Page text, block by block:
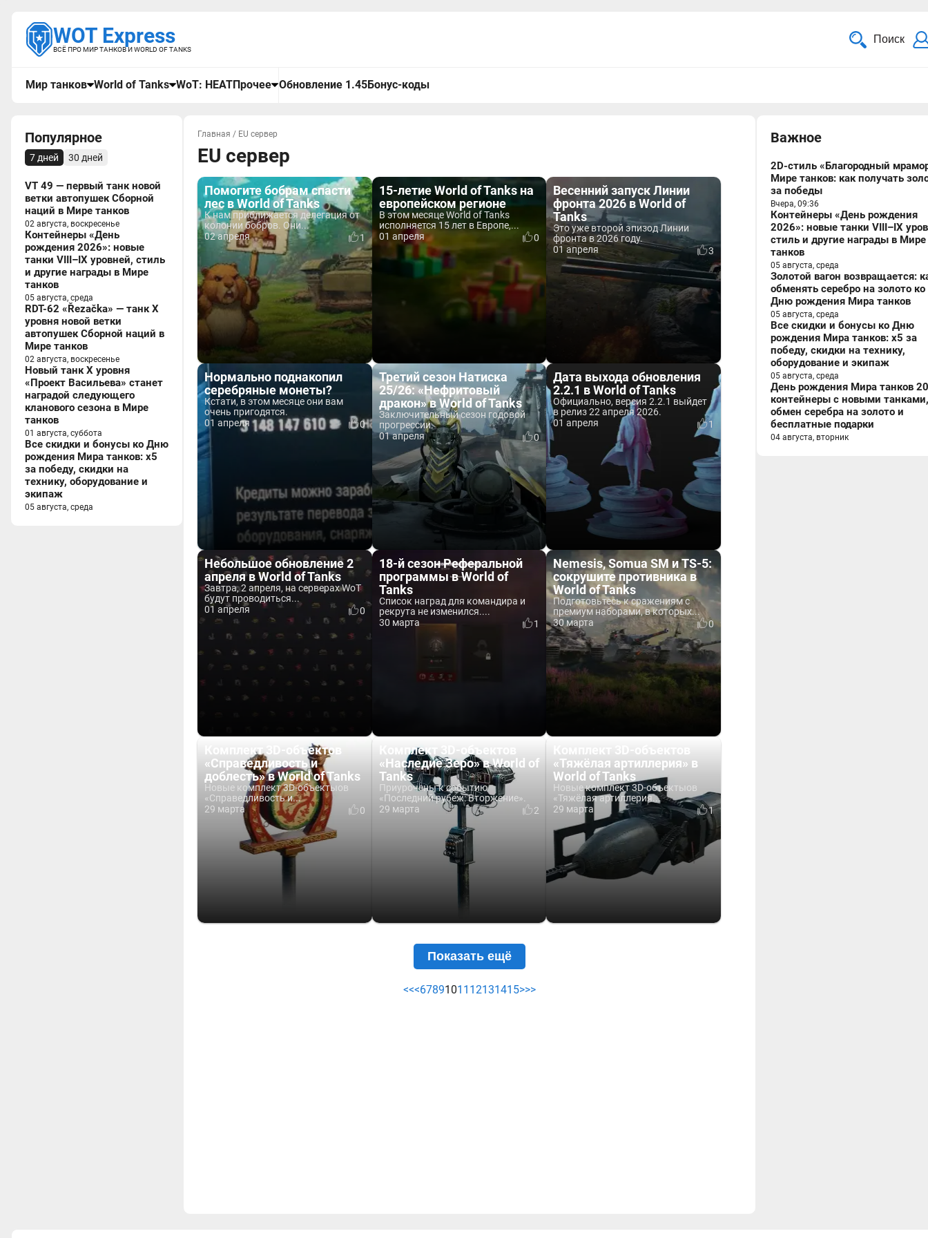
WOT Express
ВСЁ ПРО МИР ТАНКОВ И WORLD OF TANKS
Поиск
Мир танков World of Tanks WoT: HEATПрочее Обновление 1.45Бонус-коды
Популярное
7 дней 30 дней
VT 49 — первый танк новой
ветки автопушек Сборной
наций в Мире танков
02 августа, воскресенье
Контейнеры «День
рождения 2026»: новые
танки VIII–IX уровней, стиль
и другие награды в Мире
танков
05 августа, среда
RDT-62 «Řezačka» — танк X
уровня новой ветки
автопушек Сборной наций в
Мире танков
02 августа, воскресенье
Новый танк X уровня
«Проект Васильева» станет
наградой следующего
кланового сезона в Мире
танков
01 августа, суббота
Все скидки и бонусы ко Дню
рождения Мира танков: x5
за победу, скидки на
технику, оборудование и
экипаж
05 августа, среда
Главная / EU сервер
EU сервер
Помогите бобрам спасти
лес в World of Tanks
К нам приближается делегация от
колонии бобров. Они...
02 апреля
1
15-летие World of Tanks на
европейском регионе
В этом месяце World of Tanks
исполняется 15 лет в Европе,...
01 апреля
0
Весенний запуск Линии
фронта 2026 в World of
Tanks
Это уже второй эпизод Линии
фронта в 2026 году.
01 апреля
3
Нормально поднакопил
серебряные монеты?
Кстати, в этом месяце они вам
очень пригодятся.
01 апреля
0
Третий сезон Натиска
25/26: «Нефритовый
дракон» в World of Tanks
Заключительный сезон годовой
прогрессии.
01 апреля
0
Дата выхода обновления
2.2.1 в World of Tanks
Официально, версия 2.2.1 выйдет
в релиз 22 апреля 2026.
01 апреля
1
Небольшое обновление 2
апреля в World of Tanks
Завтра, 2 апреля, на серверах WoT
будут проводиться...
01 апреля
0
18-й сезон Реферальной
программы в World of
Tanks
Список наград для командира и
рекрута не изменился....
30 марта
1
Nemesis, Somua SM и TS-5:
сокрушите противника в
World of Tanks
Подготовьтесь к сражениям с
премиум наборами, в которых...
30 марта
0
Комплект 3D-объектов
«Справедливость и
доблесть» в World of Tanks
Новые комплект 3D-объектыов
«Справедливость и...
29 марта
0
Комплект 3D-объектов
«Наследие Зеро» в World of
Tanks
Приурочены к событию
«Последний рубеж: Вторжение».
29 марта
2
«Тяжёлая артиллерия» в
World of Tanks
Новые комплект 3D-объектыов
«Тяжёлая артиллерия...
29 марта
1
Показать ещё
<<<67891011 12131415>>>
Важное
2D-стиль «Благородный
Мире танков: как получать
за победы
Вчера, 09:36
Контейнеры «День рождения
2026»: новые танки VIII–IX
стиль и другие награды в Мире
танков
05 августа, среда
Золотой вагон возвращается:
обменять серебро на золото ко
Дню рождения Мира танков
05 августа, среда
Все скидки и бонусы ко Дню
рождения Мира танков: x5 за
победу, скидки на технику,
оборудование и экипаж
05 августа, среда
День рождения Мира танков
контейнеры с новыми танками,
обмен серебра на золото и
бесплатные подарки
04 августа, вторник